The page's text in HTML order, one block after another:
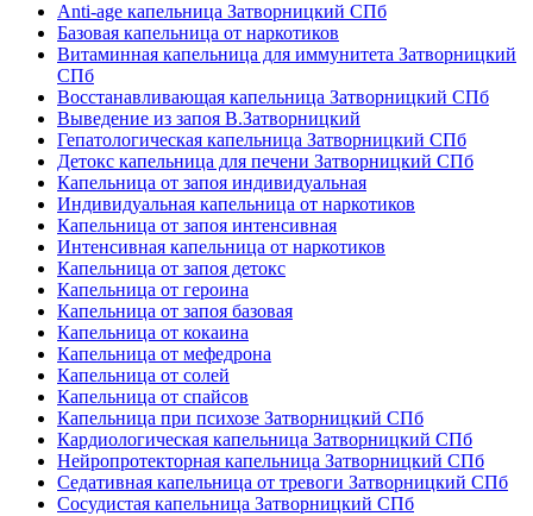
Anti-age капельница Затворницкий СПб
Базовая капельница от наркотиков
Витаминная капельница для иммунитета Затворницкий
СПб
Восстанавливающая капельница Затворницкий СПб
Выведение из запоя В.Затворницкий
Гепатологическая капельница Затворницкий СПб
Детокс капельница для печени Затворницкий СПб
Капельница от запоя индивидуальная
Индивидуальная капельница от наркотиков
Капельница от запоя интенсивная
Интенсивная капельница от наркотиков
Капельница от запоя детокс
Капельница от героина
Капельница от запоя базовая
Капельница от кокаина
Капельница от мефедрона
Капельница от солей
Капельница от спайсов
Капельница при психозе Затворницкий СПб
Кардиологическая капельница Затворницкий СПб
Нейропротекторная капельница Затворницкий СПб
Седативная капельница от тревоги Затворницкий СПб
Сосудистая капельница Затворницкий СПб